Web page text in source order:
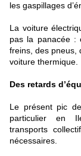
les gaspillages
La voiture
pas la panacée :
freins, des pneus,
voiture thermique.
Des retards
Le présent pic
particulier en
transports
nécessaires.